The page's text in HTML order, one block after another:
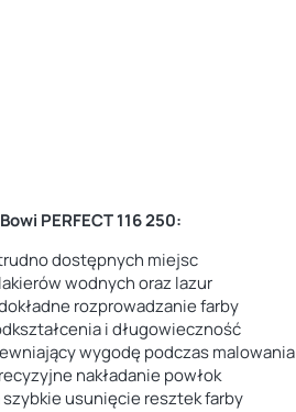
PERFECT 116 250:
dostępnych miejsc
wodnych oraz lazur
rozprowadzanie farby
i długowieczność
wygodę podczas malowania
nakładanie powłok
usunięcie resztek farby